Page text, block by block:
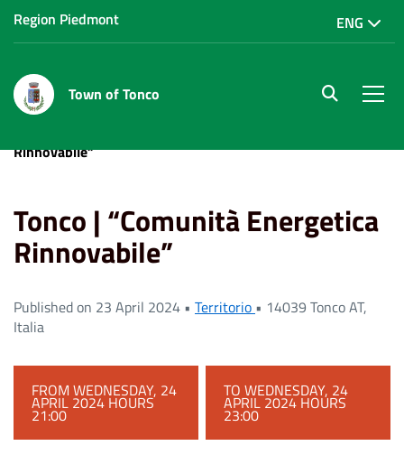
Region Piedmont ENG
Town of Tonco site.searc
Rinnovabile”
Tonco | “Comunità Energetica
Rinnovabile”
Published on 23 April 2024 • Territorio • 14039 Tonco AT,
Italia
FROM WEDNESDAY, 24
APRIL 2024 HOURS
21:00
TO WEDNESDAY, 24
APRIL 2024 HOURS
23:00